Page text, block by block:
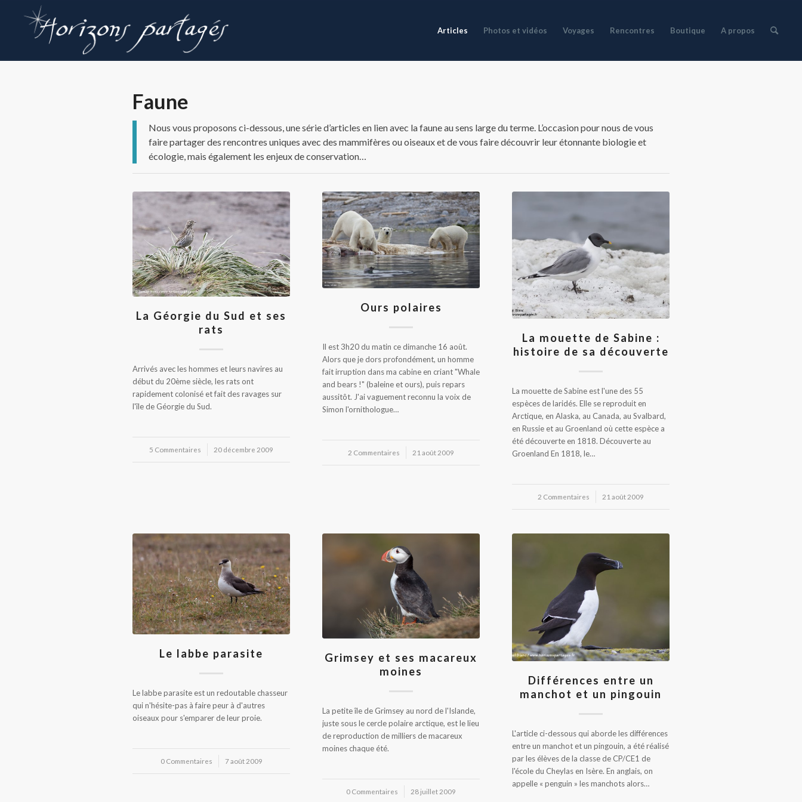
Articles Photos et vidéos Voyages Rencontres Boutique A propos
Faune
Nous vous proposons ci-dessous, une série d’articles en lien avec la faune au sens large du terme. L’occasion pour nous de vous
faire partager des rencontres uniques avec des mammifères ou oiseaux et de vous faire découvrir leur étonnante biologie et
écologie, mais également les enjeux de conservation…
La Géorgie du Sud et ses
rats
Arrivés avec les hommes et leurs navires au
début du 20ème siècle, les rats ont
rapidement colonisé et fait des ravages sur
l'île de Géorgie du Sud.
5 Commentaires
/ 20 décembre 2009
Ours polaires
Il est 3h20 du matin ce dimanche 16 août.
Alors que je dors profondément, un homme
fait irruption dans ma cabine en criant "Whale
and bears !" (baleine et ours), puis repars
aussitôt. J'ai vaguement reconnu la voix de
Simon l'ornithologue…
2 Commentaires
/ 21 août 2009
La mouette de Sabine :
histoire de sa découverte
La mouette de Sabine est l'une des 55
espèces de laridés. Elle se reproduit en
Arctique, en Alaska, au Canada, au Svalbard,
en Russie et au Groenland où cette espèce a
été découverte en 1818. Découverte au
Groenland En 1818, le…
2 Commentaires
/ 21 août 2009
Le labbe parasite
Le labbe parasite est un redoutable chasseur
qui n'hésite-pas à faire peur à d'autres
oiseaux pour s'emparer de leur proie.
0 Commentaires
/ 7 août 2009
Grimsey et ses macareux
moines
La petite île de Grimsey au nord de l'Islande,
juste sous le cercle polaire arctique, est le lieu
de reproduction de milliers de macareux
moines chaque été.
0 Commentaires
/ 28 juillet 2009
Différences entre un
manchot et un pingouin
L'article ci-dessous qui aborde les différences
entre un manchot et un pingouin, a été réalisé
par les élèves de la classe de CP/CE1 de
l'école du Cheylas en Isère. En anglais, on
appelle « penguin » les manchots alors…